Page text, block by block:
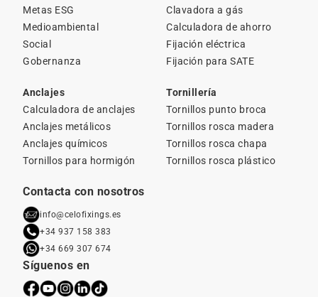
Metas ESG
Medioambiental
Social
Gobernanza
Clavadora a gás
Calculadora de ahorro
Fijación eléctrica
Fijación para SATE
Anclajes
Calculadora de anclajes
Anclajes metálicos
Anclajes químicos
Tornillos para hormigón
Tornillería
Tornillos punto broca
Tornillos rosca madera
Tornillos rosca chapa
Tornillos rosca plástico
Contacta con nosotros
info@celofixings.es
+34 937 158 383
+34 669 307 674
Síguenos en